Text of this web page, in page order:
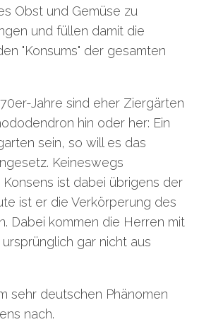
Obst und Gemüse zu
und füllen damit die
"Konsums" der gesamten
Jahre sind eher Ziergärten
hin oder her: Ein
sein, so will es das
Keineswegs
ist dabei übrigens der
ist er die Verkörperung des
Dabei kommen die Herren mit
gar nicht aus
sehr deutschen Phänomen
nach.